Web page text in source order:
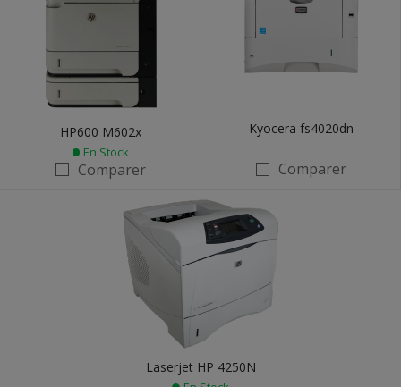
HP600 M602x
En Stock
Comparer
Kyocera fs4020dn
Comparer
Laserjet HP 4250N